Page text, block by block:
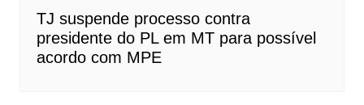
TJ suspende processo contra
presidente do PL em MT para possível
acordo com MPE